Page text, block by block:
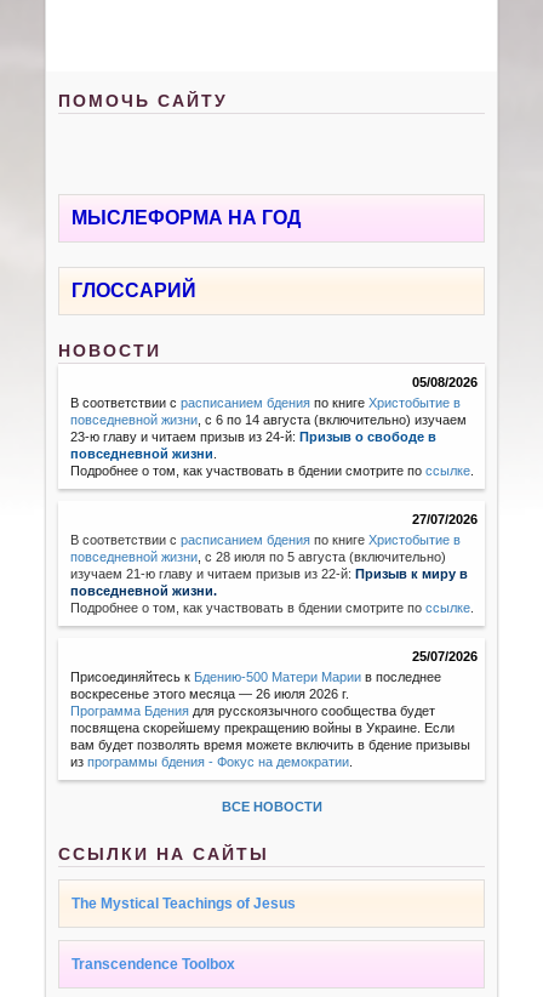
ПОМОЧЬ САЙТУ
МЫСЛЕФОРМА НА ГОД
ГЛОССАРИЙ
НОВОСТИ
05/08/2026
В соответствии срасписанием бдения по книгеХристобытие в
повседневной жизни , с 6 по 14 августа (включительно) изучаем
23-ю главу и читаем призыв из 24-й:Призыв о свободе в
повседневной жизни
Подробнее о том, как участвовать в бдении смотрите поссылке
27/07/2026
В соответствии с расписанием бдения по книгеХристобытие в
повседневной жизни с 28 июля по 5 августа (включительно)
изучаем 21-ю главу и читаем призыв из 22-й:Призыв к миру в
повседневной жизни.
Подробнее о том, как участвовать в бдении смотрите поссылке
25/07/2026
Присоединяйтесь к Бдению-500 Матери Марии в последнее
воскресенье этого месяца — 26 июля 2026 г.
Программа Бдения для русскоязычного сообщества будет
посвящена скорейшему прекращению войны в Украине. Если
вам будет позволять время можете включить в бдение призывы
изпрограммы бдения - Фокус на демократии
ВСЕ НОВОСТИ
ССЫЛКИ НА САЙТЫ
The Mystical Teachings of Jesus
Transcendence Toolbox